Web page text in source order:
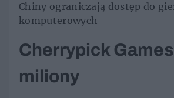
Chiny ograniczają dostęp do
komputerowych
Cherrypick
miliony